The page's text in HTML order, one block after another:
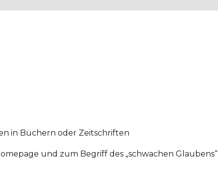
in Büchern oder Zeitschriften
und zum Begriff des „schwachen Glaubens“